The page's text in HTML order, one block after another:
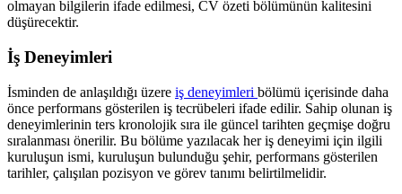
olmayan bilgilerin ifade edilmesi, CV özeti bölümünün kalitesini
düşürecektir.
İş Deneyimleri
İsminden de anlaşıldığı üzere iş deneyimleri bölümü içerisinde daha
önce performans gösterilen iş tecrübeleri ifade edilir. Sahip olunan iş
deneyimlerinin ters kronolojik sıra ile güncel tarihten geçmişe doğru
sıralanması önerilir. Bu bölüme yazılacak her iş deneyimi için ilgili
kuruluşun ismi, kuruluşun bulunduğu şehir, performans gösterilen
tarihler, çalışılan pozisyon ve görev tanımı belirtilmelidir.